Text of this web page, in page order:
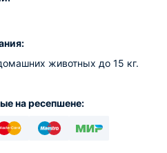
животных до 15 кг.
на ресепшене: